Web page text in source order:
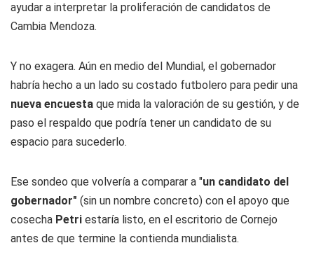
ayudar a interpretar la proliferación de candidatos de
Cambia Mendoza.
Y no exagera. Aún en medio del Mundial, el gobernador
habría hecho a un lado su costado futbolero para pedir una
nueva encuesta que mida la valoración de su gestión, y de
paso el respaldo que podría tener un candidato de su
espacio para sucederlo.
Ese sondeo que volvería a comparar a "un candidato del
gobernador" (sin un nombre concreto) con el apoyo que
cosecha Petri estaría listo, en el escritorio de Cornejo
antes de que termine la contienda mundialista.